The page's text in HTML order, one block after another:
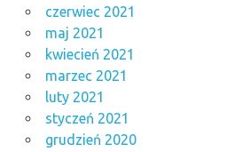
czerwiec 2021
maj 2021
kwiecień 2021
marzec 2021
luty 2021
styczeń 2021
grudzień 2020